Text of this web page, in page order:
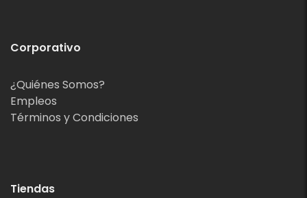
Corporativo
¿Quiénes Somos?
Empleos
Términos y Condiciones
Tiendas